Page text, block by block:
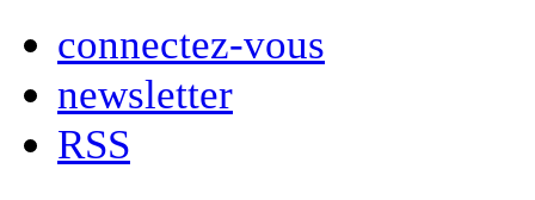
connectez-vous
newsletter
RSS